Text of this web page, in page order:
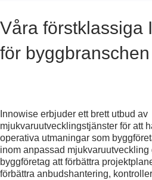
Våra förstklassiga
för byggbranschen
Innowise erbjuder ett brett utbud av
mjukvaruutvecklingstjänster för att
operativa utmaningar som
inom anpassad mjukvaruutveckling
byggföretag att förbättra
förbättra anbudshantering,